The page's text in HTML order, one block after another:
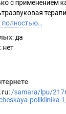
с применением
полностью…
: да
: нет
: /samara/lpu/
poliklinika-